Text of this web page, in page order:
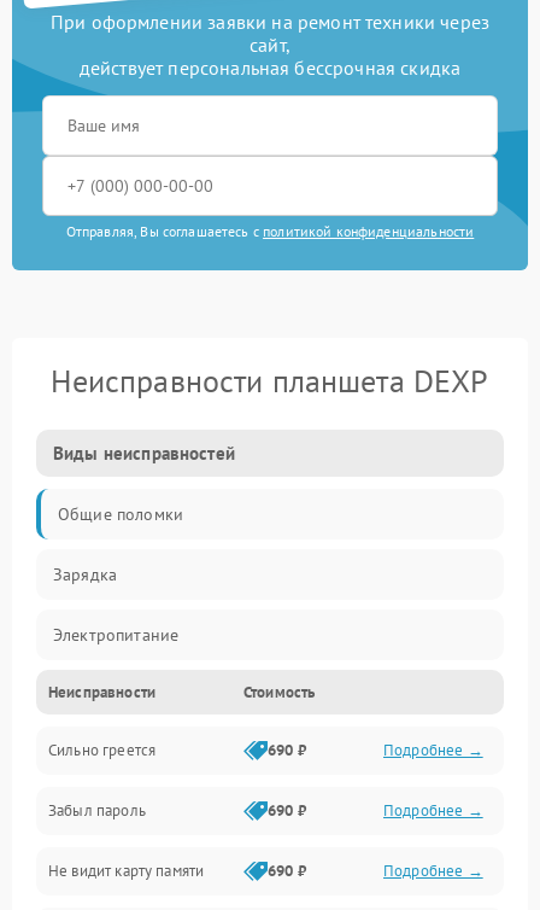
При оформлении заявки на ремонт техники через
сайт,
действует персональная бессрочная скидка
Отправляя, Вы соглашаетесь с политикой конфиденциальности
Неисправности планшета DEXP
Виды неисправностей
Общие поломки
Зарядка
Электропитание
Экран и изображение
Дисплей
Экран (дисплей)
Связь
Неисправности Стоимость
Сильно греется 690 ₽ Подробнее →
Забыл пароль 690 ₽ Подробнее →
Не видит карту памяти 690 ₽ Подробнее →